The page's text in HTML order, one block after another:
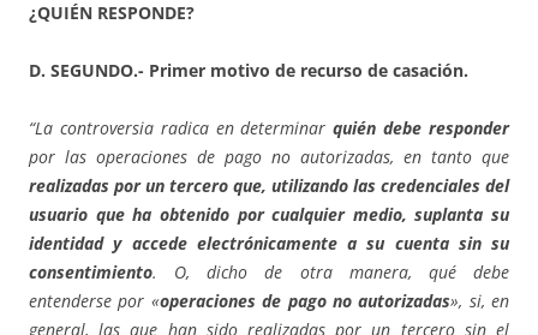
¿QUIÉN RESPONDE?
D. SEGUNDO.- Primer motivo de recurso de casación.
“La controversia radica en determinarquién debe responder
por las operaciones de pago no autorizadas, en tanto que
realizadas por un tercero que, utilizando las credenciales del
usuario que ha obtenido por cualquier medio, suplanta su
identidad y accede electrónicamente a su cuenta sin su
consentimiento. O, dicho de otra manera, qué debe
entenderse por «operaciones de pago no autorizadas», si, en
general, las que han sido realizadas por un tercero sin el